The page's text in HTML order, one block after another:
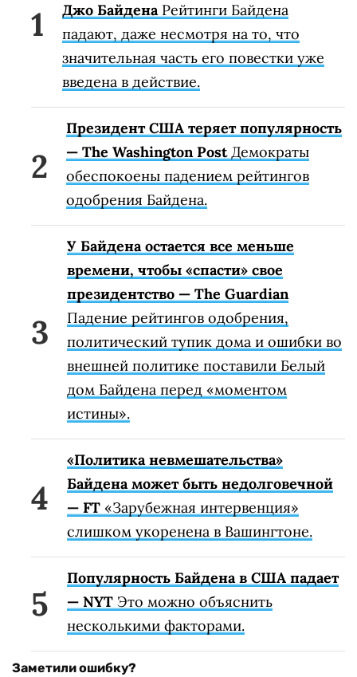
Джо БайденаРейтинги Байдена
падают, даже несмотря на то, что
значительная часть его повестки уже
введена в действие.
Президент США теряет популярность
— The Washington PostДемократы
обеспокоены падением рейтингов
одобрения Байдена.
У Байдена остается все меньше
времени, чтобы «спасти» свое
президентство — The Guardian
Падение рейтингов одобрения,
политический тупик дома и ошибки во
внешней политике поставили Белый
дом Байдена перед «моментом
истины».
«Политика невмешательства»
Байдена может быть недолговечной
— FT «Зарубежная интервенция»
слишком укоренена в Вашингтоне.
Популярность Байдена в США падает
— NYT Это можно объяснить
несколькими факторами.
Заметили ошибку?